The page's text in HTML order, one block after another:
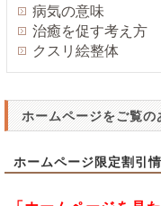
病気の意味
治癒を促す考え方
クスリ絵整体
ホームページをご覧
ホームページ限定割引